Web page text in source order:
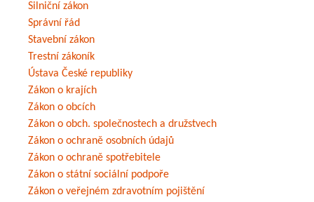
Silniční zákon
Správní řád
Stavební zákon
Trestní zákoník
Ústava České republiky
Zákon o krajích
Zákon o obcích
Zákon o obch. společnostech a družstvech
Zákon o ochraně osobních údajů
Zákon o ochraně spotřebitele
Zákon o státní sociální podpoře
Zákon o veřejném zdravotním pojištění